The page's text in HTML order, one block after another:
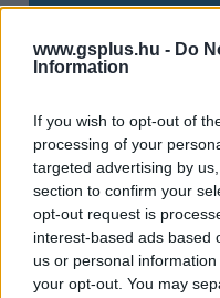
www.gsplus.hu - Do
Information
If you wish to opt-out of
processing of your
targeted advertising by
section to confirm your
opt-out request is
interest-based ads based
us or personal
your opt-out. You may
hangulata – Jön a
Július végén
sorozat.
#epic games